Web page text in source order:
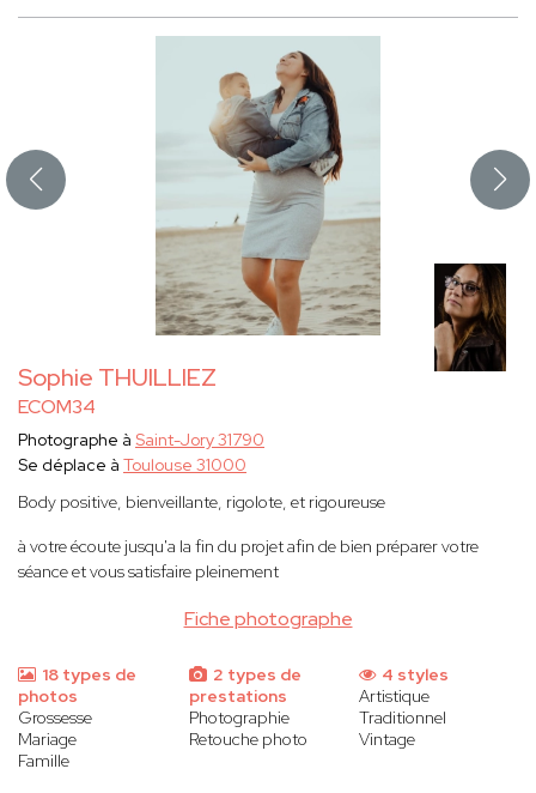
Sophie THUILLIEZ
ECOM34
Fiche photographe
Photographe à Saint-Jory 31790
Se déplace à Toulouse 31000
Body positive, bienveillante, rigolote, et rigoureuse
à votre écoute jusqu'a la fin du projet afin de bien préparer votre
séance et vous satisfaire pleinement
18 types de
photos
Grossesse
Mariage
Famille
2 types de
prestations
Photographie
Retouche photo
4 styles
Artistique
Traditionnel
Vintage